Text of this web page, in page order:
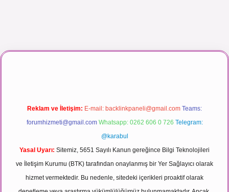
izle
Reklam ve İletişim: E-mail: backlinkpaneli@gmail.com Teams:
forumhizmeti@gmail.com Whatsapp: 0262 606 0 726 Telegram:
@karabul
Yasal Uyarı: Sitemiz, 5651 Sayılı Kanun gereğince Bilgi Teknolojileri
ve İletişim Kurumu (BTK) tarafından onaylanmış bir Yer Sağlayıcı olarak
hizmet vermektedir. Bu nedenle, sitedeki içerikleri proaktif olarak